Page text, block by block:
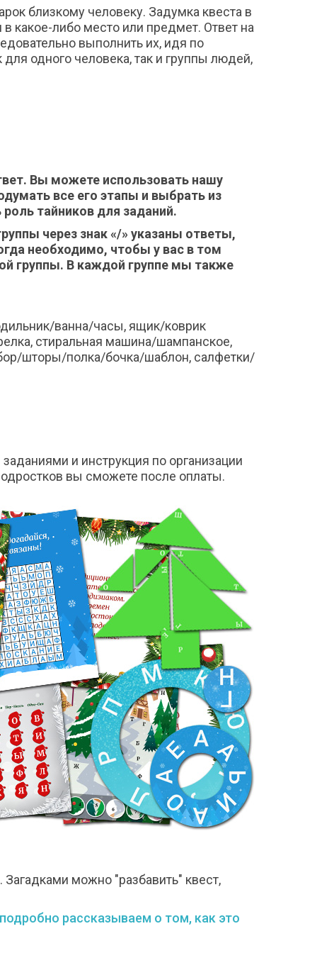
близкому человеку. Задумка квеста в
какое-либо место или предмет. Ответ на
выполнить их, идя по
одного человека, так и группы людей,
Вы можете использовать нашу
все его этапы и выбрать из
тайников для заданий.
через знак «/» указаны ответы,
необходимо, чтобы у вас в том
группы. В каждой группе мы также
ванна/часы, ящик/коврик
стиральная машина/шампанское,
шторы/полка/бочка/шаблон, салфетки/
и инструкция по организации
вы сможете после оплаты.
можно "разбавить" квест,
рассказываем о том, как это